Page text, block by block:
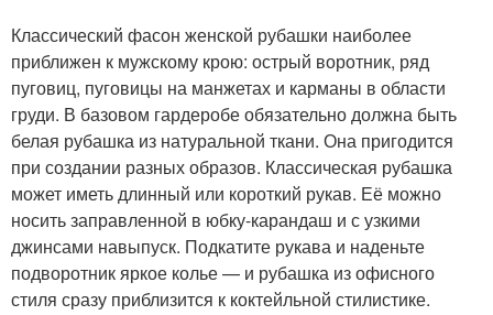
Классический фасон женской рубашки наиболее
приближен к мужскому крою: острый воротник, ряд
пуговиц, пуговицы на манжетах и карманы в области
груди. В базовом гардеробе обязательно должна быть
белая рубашка из натуральной ткани. Она пригодится
при создании разных образов. Классическая рубашка
может иметь длинный или короткий рукав. Её можно
носить заправленной в юбку-карандаш и с узкими
джинсами навыпуск. Подкатите рукава и наденьте
подворотник яркое колье — и рубашка из офисного
стиля сразу приблизится к коктейльной стилистике.